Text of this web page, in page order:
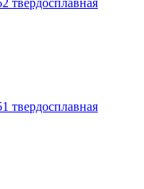
твердосплавная